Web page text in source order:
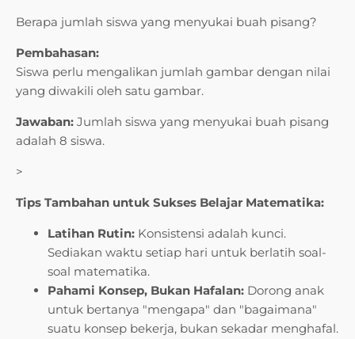
Berapa jumlah siswa yang menyukai buah pisang?
Pembahasan:
Siswa perlu mengalikan jumlah gambar dengan nilai
yang diwakili oleh satu gambar.
Jawaban: Jumlah siswa yang menyukai buah pisang
adalah 8 siswa.
>
Tips Tambahan untuk Sukses Belajar Matematika:
Latihan Rutin: Konsistensi adalah kunci.
Sediakan waktu setiap hari untuk berlatih soal-
soal matematika.
Pahami Konsep, Bukan Hafalan: Dorong anak
untuk bertanya "mengapa" dan "bagaimana"
suatu konsep bekerja, bukan sekadar menghafal.